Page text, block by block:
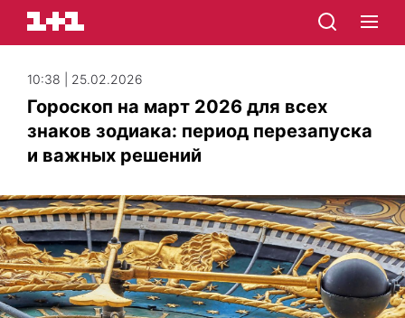
10:38 | 25.02.2026
Гороскоп на март 2026 для всех
знаков зодиака: период перезапуска
и важных решений